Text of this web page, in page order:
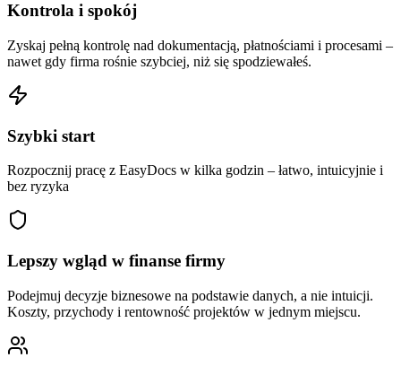
Kontrola i spokój
Zyskaj pełną kontrolę nad dokumentacją, płatnościami i procesami –
nawet gdy firma rośnie szybciej, niż się spodziewałeś.
Szybki start
Rozpocznij pracę z EasyDocs w kilka godzin – łatwo, intuicyjnie i
bez ryzyka
Lepszy wgląd w finanse firmy
Podejmuj decyzje biznesowe na podstawie danych, a nie intuicji.
Koszty, przychody i rentowność projektów w jednym miejscu.